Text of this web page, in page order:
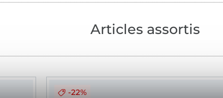
Articles assortis
-22%